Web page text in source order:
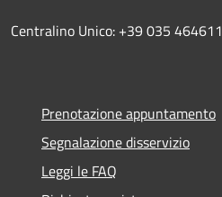
Centralino Unico: +39 035 464611
Prenotazione appuntamento
Segnalazione disservizio
Leggi le FAQ